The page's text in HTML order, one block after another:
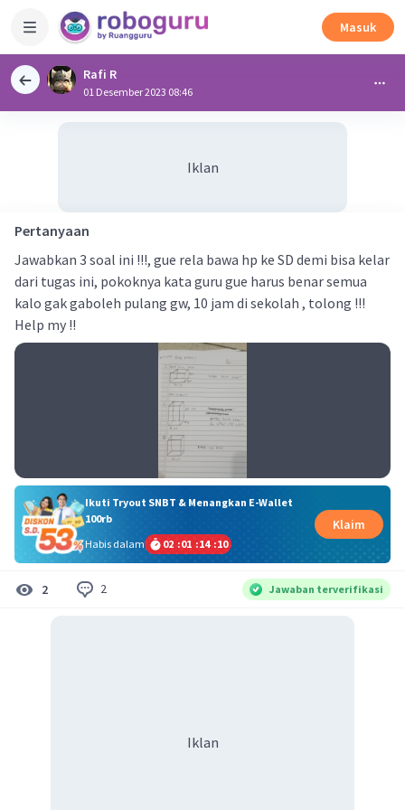
Masuk
Rafi R
01 Desember 2023 08:46
Iklan
Pertanyaan
Jawabkan 3 soal ini !!!, gue rela bawa hp ke SD demi bisa kelar
dari tugas ini, pokoknya kata guru gue harus benar semua
kalo gak gaboleh pulang gw, 10 jam di sekolah , tolong !!!
Help my !!
Ikuti Tryout SNBT & Menangkan E-Wallet
100rb
Habis dalam
02 :01 :14 :10
Klaim
2 2 Jawaban terverifikasi
Iklan